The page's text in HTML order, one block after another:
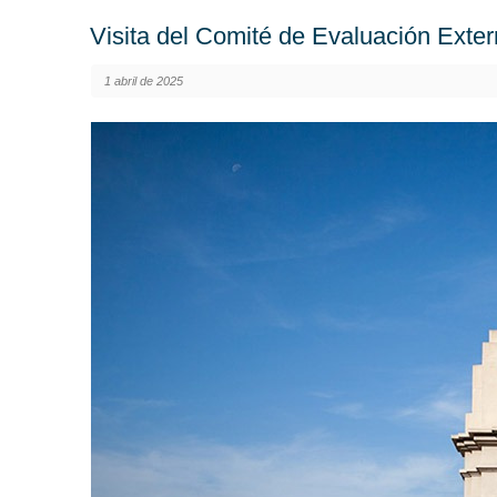
Visita del Comité de Evaluación
1 abril de 2025